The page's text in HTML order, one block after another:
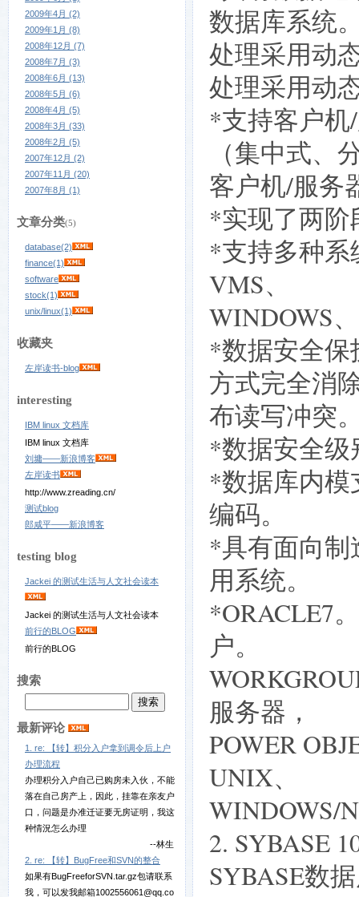
2009年4月 (2)
2009年1月 (8)
2008年12月 (7)
2008年7月 (3)
2008年6月 (13)
2008年5月 (6)
2008年4月 (5)
2008年3月 (33)
2008年2月 (5)
2007年12月 (2)
2007年11月 (20)
2007年8月 (1)
文章分类(5)
database(2)
finance(1)
software
stock(1)
unix/linux(1)
收藏夹
左岸读书-blog
interesting
IBM linux 文档库
IBM linux 文档库
刘墉——新浪博客
左岸读书
http://www.zreading.cn/
测试blog
郎咸平——新浪博客
testing blog
Jackei 的测试生活与人文社会读本
Jackei 的测试生活与人文社会读本
前行的BLOG
前行的BLOG
搜索
最新评论
1. re: 【转】积分入户拿到调令后上户
办理流程
办理积分入户自己已购房未入伙，不能
落在自己房产上，因此，挂靠在亲友户
口，问题是办准迁证要无房证明，我这
种情況怎么办理
--林生
2. re: 【转】BugFree和SVN的整合
如果有BugFreeforSVN.tar.gz包请联系
我，可以发我邮箱1002556061@qq.co
数据库系统
处理采用动
处理采用动
*支持客户机
（集中式、
客户机/服务
*实现了两阶
*支持多种系
VMS、
WINDOWS
*数据安全保
方式完全消
布读写冲突
*数据安全级
*数据库内模
编码。
*具有面向制
用系统。
*ORACLE7
户。
服务器，
POWER
UNIX、
WINDOWS/
2. SYBASE
SYBASE数